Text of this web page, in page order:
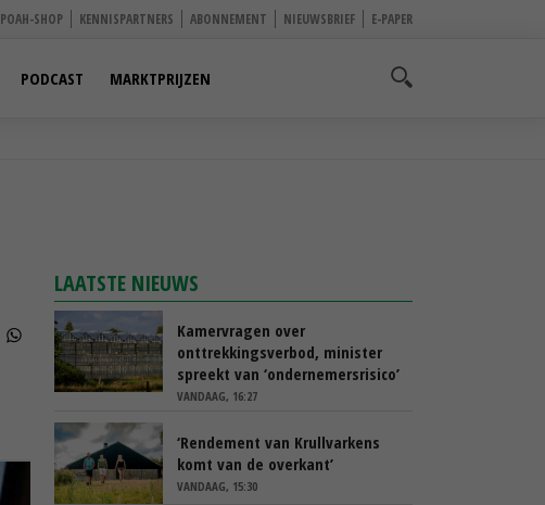
POAH-SHOP KENNISPARTNERS ABONNEMENT NIEUWSBRIEF E-PAPER
PODCAST MARKTPRIJZEN
LAATSTE NIEUWS
Kamervragen over
onttrekkingsverbod, minister
spreekt van ‘ondernemersrisico’
VANDAAG, 16:27
‘Rendement van Krullvarkens
komt van de overkant’
VANDAAG, 15:30